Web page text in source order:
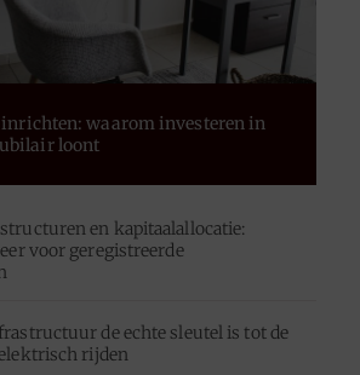
waarom investeren in
loont
en kapitaalallocatie:
voor geregistreerde
de echte sleutel is tot de
rijden